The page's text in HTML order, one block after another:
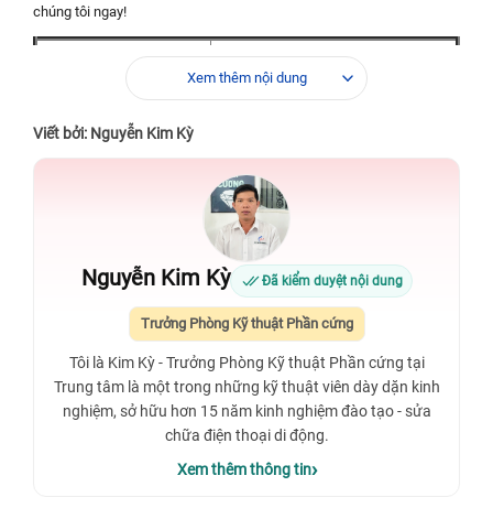
chúng tôi ngay!
✅ Đạt chuẩn
⭐️ Thời gian sửa chữa
⭐️ Thời gian bảo hành ✅ 3 - 15 tháng
✅ 08:00 - 21:00 mỗi ngày
✅ 1900 0213
Xem thêm nội dung
Viết bởi: Nguyễn Kim Kỳ
Nguyễn Kim Kỳ Đã kiểm duyệt nội dung
Trưởng Phòng Kỹ thuật Phần cứng
Tôi là Kim Kỳ - Trưởng Phòng Kỹ thuật Phần cứng tại
Trung tâm là một trong những kỹ thuật viên dày dặn kinh
nghiệm, sở hữu hơn 15 năm kinh nghiệm đào tạo - sửa
chữa điện thoại di động.
Xem thêm thông tin